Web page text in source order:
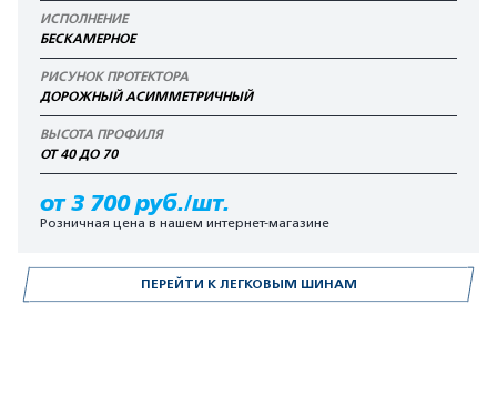
ПЕРЕЙТИ К ЛЕГКОВЫМ ШИНАМ
ИСПОЛНЕНИЕ
БЕСКАМЕРНОЕ
РИСУНОК ПРОТЕКТОРА
ДОРОЖНЫЙ АСИММЕТРИЧНЫЙ
ВЫСОТА ПРОФИЛЯ
ОТ 40 ДО 70
от 3 700 руб./шт.
Розничная цена в нашем интернет-магазине